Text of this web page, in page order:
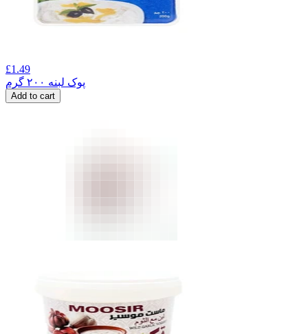
£1.49
پوک لبنه ۲۰۰ گرم
Add to cart